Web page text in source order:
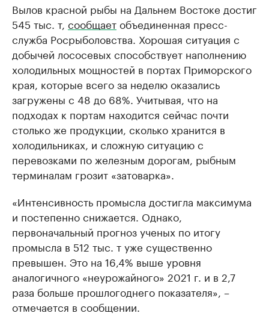
Вылов красной рыбы на Дальнем Востоке достиг
545 тыс. т, сообщаетобъединенная пресс-
служба Росрыболовства. Хорошая ситуация с
добычей лососевых способствует наполнению
холодильных мощностей в портах Приморского
края, которые всего за неделю оказались
загружены с 48 до 68%. Учитывая, что на
подходах к портам находится сейчас почти
столько же продукции, сколько хранится в
холодильниках, и сложную ситуацию с
перевозками по железным дорогам, рыбным
терминалам грозит «затоварка».
«Интенсивность промысла достигла максимума
и постепенно снижается. Однако,
первоначальный прогноз ученых по итогу
промысла в 512 тыс. т уже существенно
превышен. Это на 16,4% выше уровня
аналогичного «неурожайного» 2021 г. и в 2,7
раза больше прошлогоднего показателя», –
отмечается в сообщении.